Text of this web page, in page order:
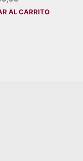
AL CARRITO